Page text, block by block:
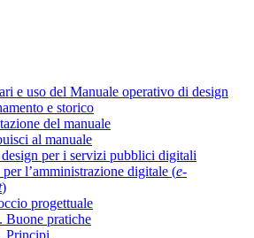
e uso del Manuale operativo di design
e storico
del manuale
al manuale
per i servizi pubblici digitali
l’amministrazione digitale (e-
)
progettuale
Buone pratiche
Principi